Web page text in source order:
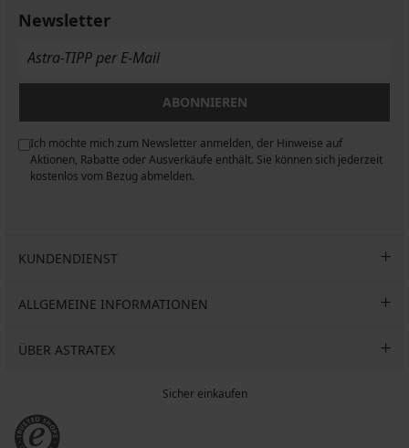
Tag
40,99
Ta...
€
€
3+1
GRATIS
Newsletter
ABONNIEREN
Ich möchte mich zum Newsletter anmelden, der Hinweise auf
Aktionen, Rabatte oder Ausverkäufe enthält. Sie können sich jederzeit
kostenlos vom Bezug abmelden.
KUNDENDIENST
ALLGEMEINE INFORMATIONEN
ÜBER ASTRATEX
Sicher einkaufen